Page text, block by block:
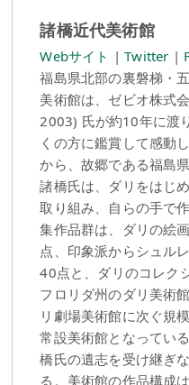
諸橋近代美術館
Webサイト |Twitter |
福島県北部の裏磐梯・
美術館は、ゼビオ株式
2003) 氏が約10年に渡
くの方に鑑賞して感動
から、故郷である福島
諸橋氏は、ダリをはじ
取り組み、自らの手で
集作品群は、ダリの絵
点、印象派からシュル
40点と、ダリのコレク
フロリダ州のダリ美術
リ劇場美術館に次ぐ規
常設美術館となってい
橋氏の遺志を受け継ぎ
る。美術館の作品構成